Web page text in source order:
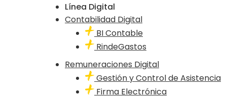
Línea Digital
Contabilidad Digital
BI Contable
RindeGastos
Remuneraciones Digital
Gestión y Control de Asistencia
Firma Electrónica